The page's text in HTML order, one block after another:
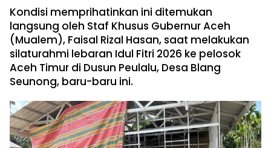
Kondisi memprihatinkan ini ditemukan
langsung oleh Staf Khusus Gubernur Aceh
(Mualem), Faisal Rizal Hasan, saat melakukan
silaturahmi lebaran Idul Fitri 2026 ke pelosok
Aceh Timur di Dusun Peulalu, Desa Blang
Seunong, baru-baru ini.